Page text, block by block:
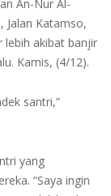
An-Nur Al-
Jalan Katamso,
lebih akibat banjir
Kamis, (4/12).
santri,”
yang
“Saya ingin